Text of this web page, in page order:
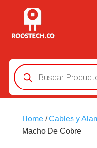
Búsqueda
de
productos
Home/Cables y
Macho De Cobre